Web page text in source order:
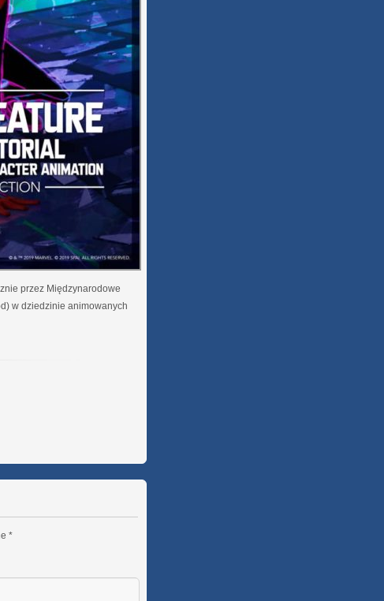
przez Międzynarodowe
w dziedzinie animowanych
*